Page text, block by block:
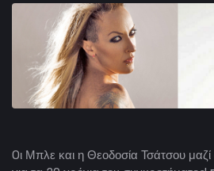
Oι Μπλε και η Θεοδοσία Τσάτσου